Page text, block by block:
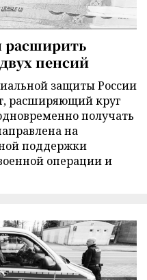
пенсий
защиты России
расширяющий круг
получать
на
поддержки
операции и